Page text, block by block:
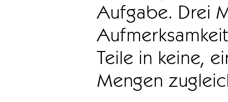
Aufgabe. Drei
Teile in keine,
Mengen